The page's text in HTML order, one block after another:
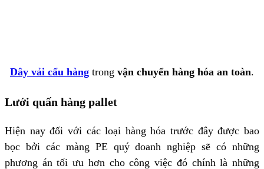
Dây vải cẩu hàng trong vận chuyển hàng hóa an toàn.
Lưới quấn hàng pallet
Hiện nay đối với các loại hàng hóa trước đây được bao
bọc bởi các màng PE quý doanh nghiệp sẽ có những
phương án tối ưu hơn cho công việc đó chính là những